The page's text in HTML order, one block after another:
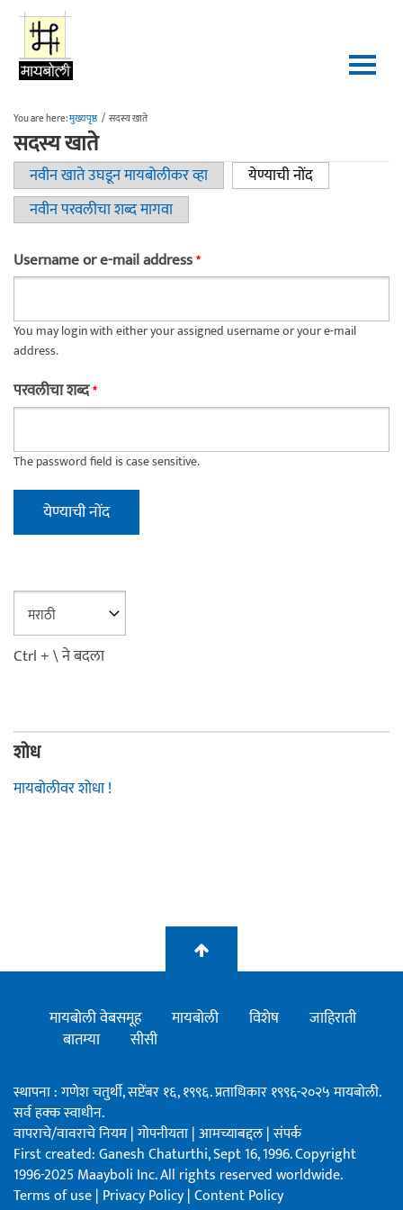
Skip to main content
You are here:मुख्यपृष्ठ / सदस्य खाते
सदस्य खाते
Primary tabs
नवीन खाते उघडून मायबोलीकर व्हा येण्याची नोंद(active tab)
नवीन परवलीचा शब्द मागवा
Username or e-mail address*
You may login with either your assigned username or your e-mail
address.
परवलीचा शब्द*
The password field is case sensitive.
Ctrl + \ ने बदला
शोध
मायबोलीवर शोधा !
मायबोली वेबसमूह मायबोली विशेष
जाहिराती
बातम्या
सीसी
स्थापना : गणेश चतुर्थी, सप्टेंबर १६, १९९६. प्रताधिकार १९९६-२०२५ मायबोली.
सर्व हक्क स्वाधीन.
वापराचे/वावराचे नियम|गोपनीयता|आमच्याबद्दल|संपर्क
First created: Ganesh Chaturthi, Sept 16, 1996. Copyright
1996-2025 Maayboli Inc. All rights reserved worldwide.
Terms of use| Privacy Policy|Content Policy